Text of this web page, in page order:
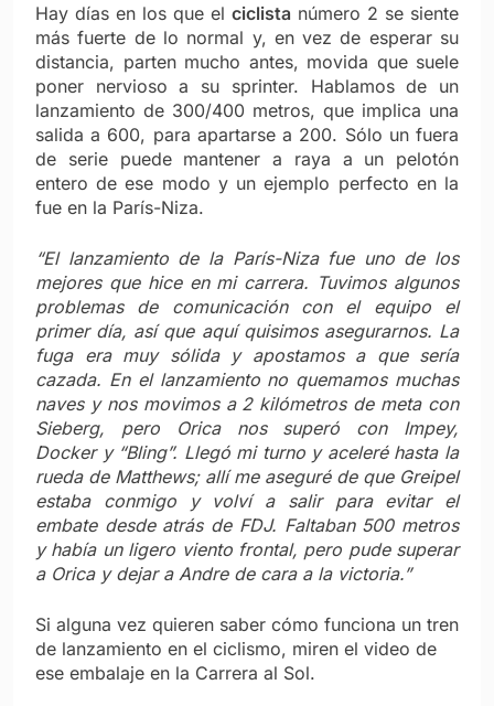
Hay días en los que el ciclista número 2 se siente
más fuerte de lo normal y, en vez de esperar su
distancia, parten mucho antes, movida que suele
poner nervioso a su sprinter. Hablamos de un
lanzamiento de 300/400 metros, que implica una
salida a 600, para apartarse a 200. Sólo un fuera
de serie puede mantener a raya a un pelotón
entero de ese modo y un ejemplo perfecto en la
fue en la París-Niza.
“El lanzamiento de la París-Niza fue uno de los
mejores que hice en mi carrera. Tuvimos algunos
problemas de comunicación con el equipo el
primer día, así que aquí quisimos asegurarnos. La
fuga era muy sólida y apostamos a que sería
cazada. En el lanzamiento no quemamos muchas
naves y nos movimos a 2 kilómetros de meta con
Sieberg, pero Orica nos superó con Impey,
Docker y “Bling”. Llegó mi turno y aceleré hasta la
rueda de Matthews; allí me aseguré de que Greipel
estaba conmigo y volví a salir para evitar el
embate desde atrás de FDJ. Faltaban 500 metros
y había un ligero viento frontal, pero pude superar
a Orica y dejar a Andre de cara a la victoria.”
Si alguna vez quieren saber cómo funciona un tren
de lanzamiento en el ciclismo, miren el video de
ese embalaje en la Carrera al Sol.